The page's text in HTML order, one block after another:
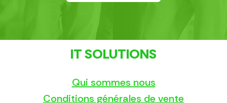
IT SOLUTIONS
Qui sommes nous
Conditions générales de vente